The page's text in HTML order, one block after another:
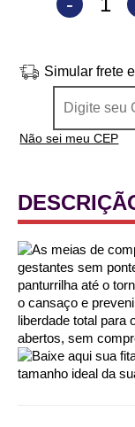
Simular frete
Não sei meu CEP